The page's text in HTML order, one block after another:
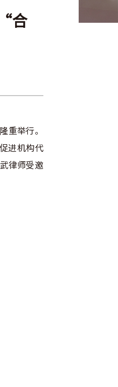
合
举行。
进机构代
律师受邀